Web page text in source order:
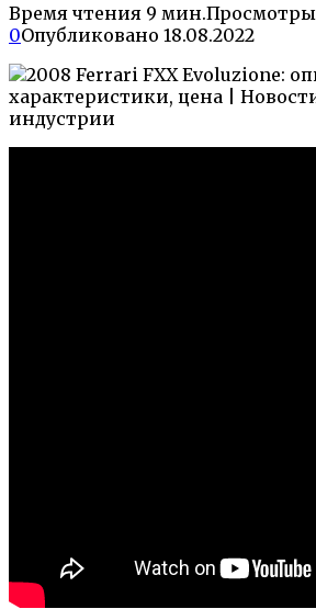
Время чтения 9 мин.Просмотры
0Опубликовано 18.08.2022